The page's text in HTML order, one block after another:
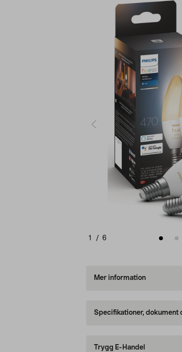
1 / 6
Mer information
Specifikationer, dokument
Trygg E-Handel